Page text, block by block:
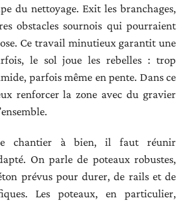
du nettoyage. Exit les branchages,
obstacles sournois qui pourraient
Ce travail minutieux garantit une
le sol joue les rebelles : trop
parfois même en pente. Dans ce
renforcer la zone avec du gravier
chantier à bien, il faut réunir
On parle de poteaux robustes,
prévus pour durer, de rails et de
Les poteaux, en particulier,